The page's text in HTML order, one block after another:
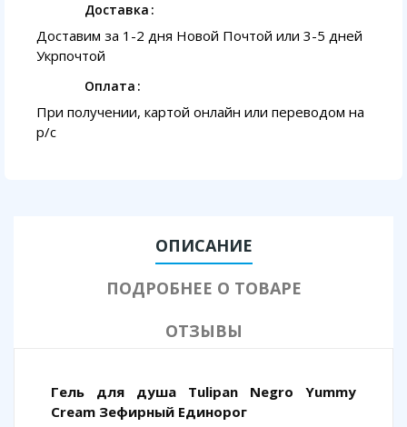
Доставка
Доставим за 1-2 дня Новой Почтой или 3-5 дней
Укрпочтой
Оплата
При получении, картой онлайн или переводом на
p/с
ОПИСАНИЕ
ПОДРОБНЕЕ О ТОВАРЕ
ОТЗЫВЫ
Гель для душа Tulipan Negro Yummy
Cream Зефирный Единорог